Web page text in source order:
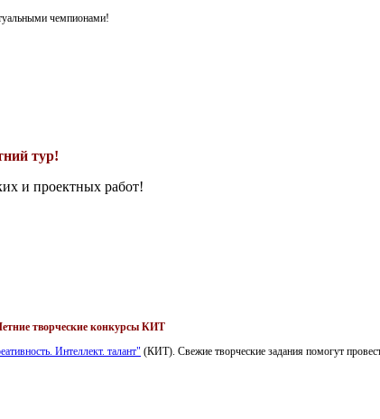
чемпионами!
тур!
и проектных работ!
творческие конкурсы КИТ
Интеллект. талант" (КИТ). Свежие творческие задания помогут